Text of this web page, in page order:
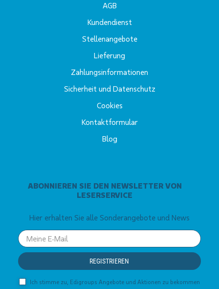
ABONNIEREN SIE DEN NEWSLETTER VON
LESERSERVICE
Hier erhalten Sie alle Sonderangebote und News
Your
email
REGISTRIEREN
Ich stimme zu, Edigroups Angebote und Aktionen zu bekommen
AGB
Kundendienst
Stellenangebote
Lieferung
Zahlungsinformationen
Sicherheit und Datenschutz
Cookies
Kontaktformular
Blog